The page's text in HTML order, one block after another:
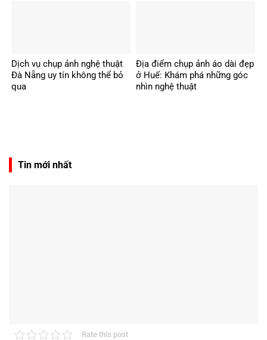
Dịch vụ chụp ảnh nghệ thuật
Đà Nẵng uy tín không thể bỏ
qua
Địa điểm chụp ảnh áo dài đẹp
ở Huế: Khám phá những góc
nhìn nghệ thuật
Tin mới nhất
Rate this post